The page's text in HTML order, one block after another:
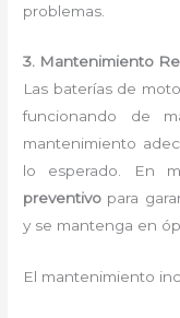
problemas.
3. Mantenimiento
Las baterías de
funcionando de
mantenimiento
lo esperado. En
preventivo para
y se mantenga en
El mantenimiento